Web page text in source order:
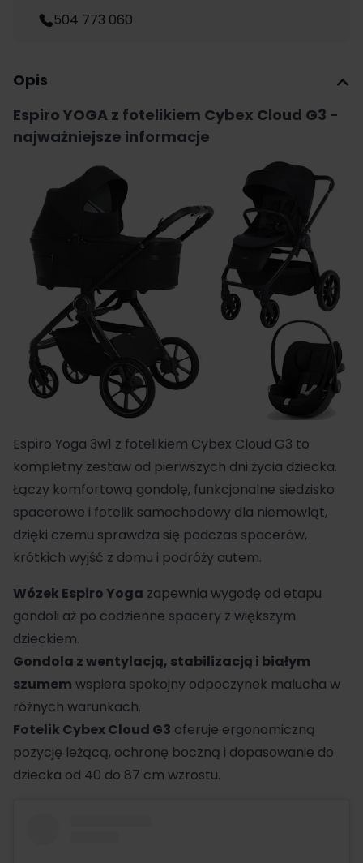
504 773 060
Opis
Espiro YOGA z fotelikiem Cybex Cloud G3 -
najważniejsze informacje
Espiro Yoga 3w1 z fotelikiem Cybex Cloud G3 to
kompletny zestaw od pierwszych dni życia dziecka.
Łączy komfortową gondolę, funkcjonalne siedzisko
spacerowe i fotelik samochodowy dla niemowląt,
dzięki czemu sprawdza się podczas spacerów,
krótkich wyjść z domu i podróży autem.
WózekEspiro Yoga zapewnia wygodę od etapu
gondoli aż po codzienne spacery z większym
dzieckiem.
Gondola z wentylacją, stabilizacją i białym
szumem wspiera spokojny odpoczynek malucha w
różnych warunkach.
Fotelik CybexCloud G3 oferuje ergonomiczną
pozycję leżącą, ochronę boczną i dopasowanie do
dziecka od 40 do 87 cm wzrostu.